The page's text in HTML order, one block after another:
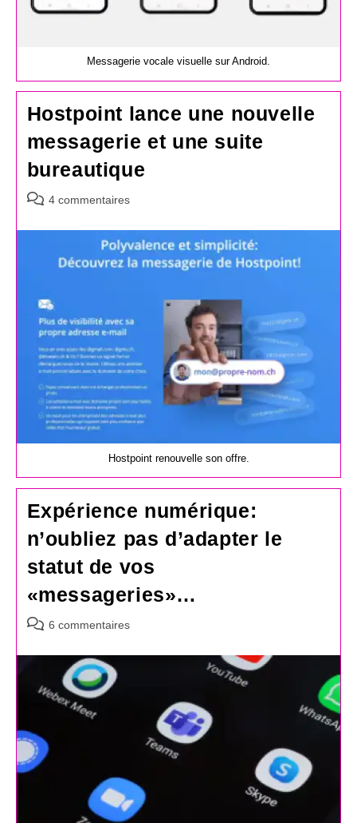
Messagerie vocale visuelle sur Android.
Hostpoint lance une nouvelle
messagerie et une suite
bureautique
Commentaires
la
4 commentaires
Hostpoint renouvelle son offre.
Expérience numérique:
n’oubliez pas d’adapter le
statut de vos
«messageries»…
Commentaires
la
publication :
6 commentaires